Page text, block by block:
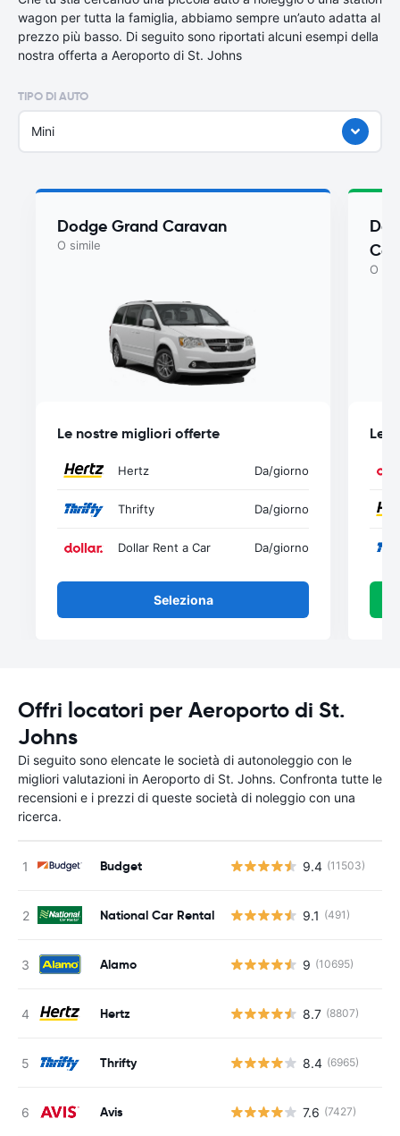
wagon per tutta la famiglia, abbiamo sempre un’auto adatta al
prezzo più basso. Di seguito sono riportati alcuni esempi della
nostra offerta a Aeroporto di St. Johns
TIPO DI AUTO
Mini
Dodge Grand Caravan
O simile
Le nostre migliori offerte
Hertz Da/giorno
Thrifty Da/giorno
Dollar Rent a Car Da/giorno
Seleziona
O
Le
Offri locatori per Aeroporto di St.
Johns
Di seguito sono elencate le società di autonoleggio con le
migliori valutazioni in Aeroporto di St. Johns. Confronta tutte le
recensioni e i prezzi di queste società di noleggio con una
ricerca.
Budget 9.4 (11503)
National Car Rental 9.1 (491)
Alamo 9 (10695)
Hertz 8.7 (8807)
Thrifty 8.4 (6965)
Avis 7.6 (7427)